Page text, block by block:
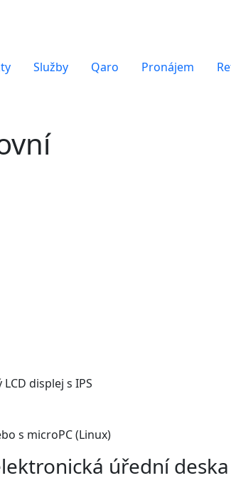
Služby Qaro Pronájem
displej s IPS
s microPC (Linux)
úřední